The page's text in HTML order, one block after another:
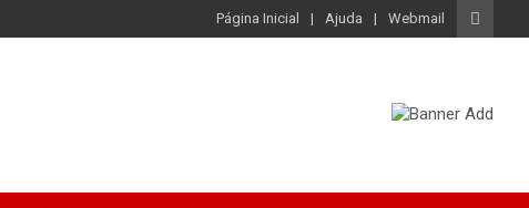
Página Inicial Ajuda Webmail